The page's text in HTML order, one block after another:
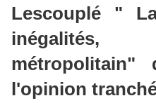
Lescouplé "
métropolitain"
l'opinion